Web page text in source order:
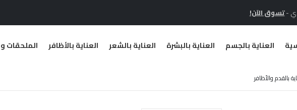
تسوق الآن!
العناية بالجسم العناية بالبشرة العناية بالشعر العناية بالأظافر الملحقات
بالقدم والأظافر